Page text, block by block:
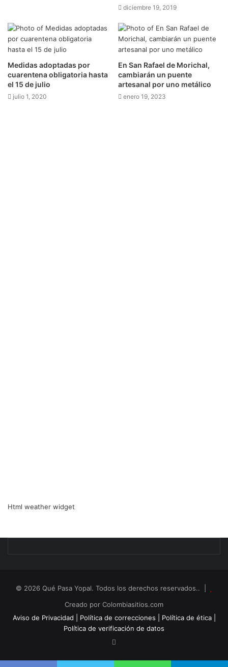
diciembre 19, 2019
Medidas adoptadas por
cuarentena obligatoria hasta
el 15 de julio
julio 1, 2020
En San Rafael de Morichal,
cambiarán un puente
artesanal por uno metálico
enero 19, 2023
Html weather widget
© 2026 Qué Pasa Yopal. Todos los derechos reservados.. |
Creado por Colombiasitios.com
Aviso de Privacidad |
Política de correcciones | Política de ética |
Política de verificación de datos